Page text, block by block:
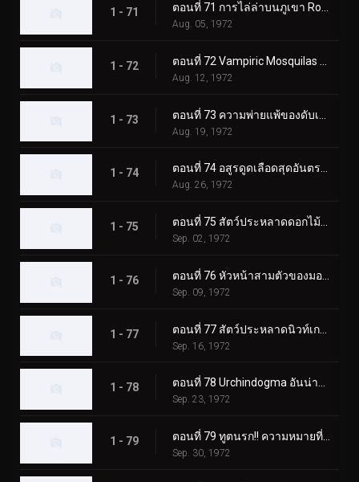
1 - 71 ตอนที่ 71 การไล่ล่าบนภูเขา Rokkoudai ของ Monster Horseflygomes
Aug. 05, 1972
1 - 72
Aug. 12, 1972
1 - 73
Aug. 19, 1972
1 - 74 ตอนที่ 74 อสูรดูดเลือดสุดอันตราย!! โชคดี ทีมไรเดอร์บอย
Aug. 26, 1972
1 - 75
Sep. 02, 1972
1 - 76
Sep. 09, 1972
1 - 77
Sep. 16, 1972
1 - 78 ตอนที่ 78 Urchindogma อันน่าสะพรึงกลัว + สัตว์ประหลาด Phantom
Sep. 23, 1972
1 - 79
Sep. 30, 1972